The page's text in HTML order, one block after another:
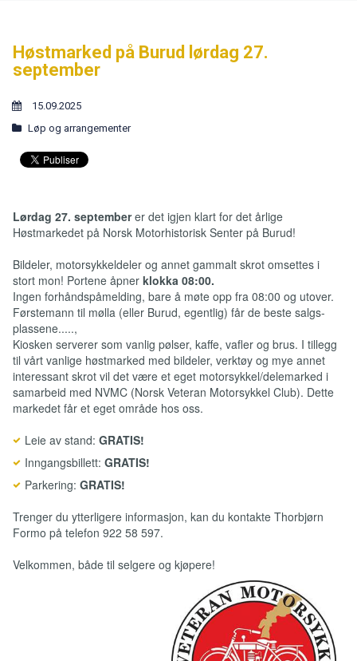
Høstmarked på Burud lørdag 27.
september
15.09.2025
Løp og arrangementer
Lørdag 27. septemberer det igjen klart for det årlige
Høstmarkedet på Norsk Motorhistorisk Senter på Burud!
Bildeler, motorsykkeldeler og annet gammalt skrot omsettes i
stort mon! Portene åpner klokka 08:00.
Ingen forhåndspåmelding, bare å møte opp fra 08:00 og utover.
Førstemann til mølla (eller Burud, egentlig) får de beste salgs-
plassene.....,
Kiosken serverer som vanlig pølser, kaffe, vafler og brus. I tillegg
til vårt vanlige høstmarked med bildeler, verktøy og mye annet
interessant skrot vil det være et eget motorsykkel/delemarked i
samarbeid med NVMC (Norsk Veteran Motorsykkel Club). Dette
markedet får et eget område hos oss.
Leie av stand: GRATIS!
Inngangsbillett: GRATIS!
Parkering: GRATIS!
Trenger du ytterligere informasjon, kan du kontakte Thorbjørn
Formo på telefon 922 58 597.
Velkommen, både til selgere og kjøpere!